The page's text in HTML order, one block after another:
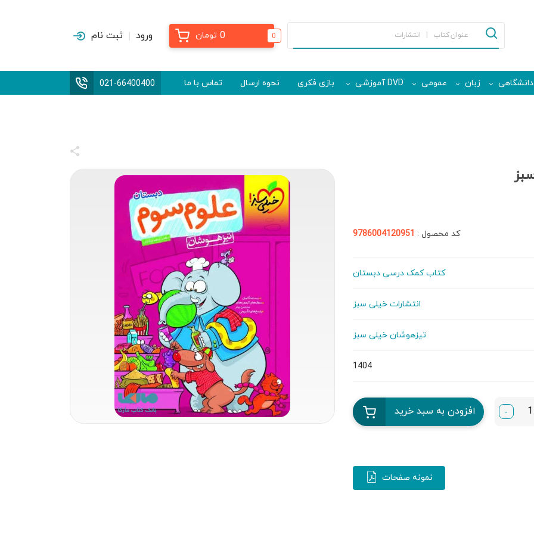
0
0 تومان ورود ثبت نام
دانشگاهی زبان عمومی DVD آموزشی بازی فکری نحوه ارسال تماس با ما 021-66400400
کد محصول : 9786004120951
کتاب کمک درسی دبستان
انتشارات خیلی سبز
تیزهوشان خیلی سبز
1404
- افزودن به سبد خرید
نمونه صفحات